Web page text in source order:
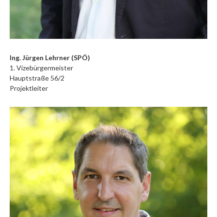
Ing. Jürgen Lehrner (SPÖ)
1. Vizebürgermeister
Hauptstraße 56/2
Projektleiter